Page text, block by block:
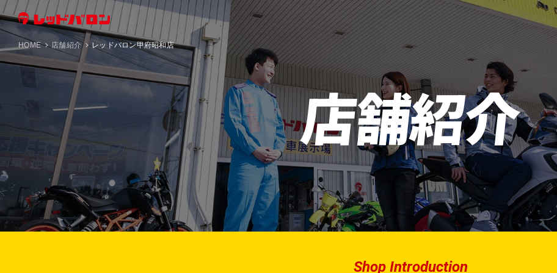
店舗紹介
HOME 店舗紹介 レッドバロン甲府昭和店
Shop Introduction